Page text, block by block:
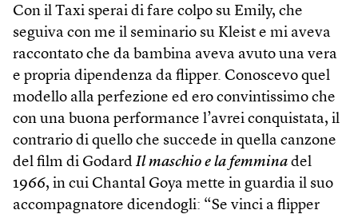
Con il Taxi sperai di fare colpo su Emily, che
seguiva con me il seminario su Kleist e mi aveva
raccontato che da bambina aveva avuto una vera
e propria dipendenza da flipper. Conoscevo quel
modello alla perfezione ed ero convintissimo che
con una buona performance l’avrei conquistata, il
contrario di quello che succede in quella canzone
del film di Godard Il maschio e la femmina del
1966, in cui Chantal Goya mette in guardia il suo
accompagnatore dicendogli: “Se vinci a flipper